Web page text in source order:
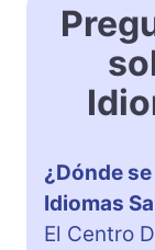
¿Dónde
Idiomas
El Centro